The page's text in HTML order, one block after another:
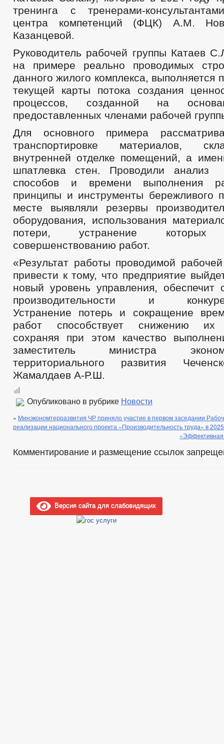
тренинга с тренерами-
центра компетенций (ФЦК) А.М.
Казанцевой.
Руководитель рабочей группы Катаев
на примере реально проводимых
данного жилого комплекса, выполняется
текущей карты потока создания
процессов, созданной на
предоставленных членами рабочей
Для основного примера
транспортировке материалов,
внутренней отделке помещений, а
шпатлевка стен. Проводили анализ
способов и времени выполнения
принципы и инструменты бережливого
месте выявляли резервы
оборудования, использования
потери, устранение
совершенствованию работ.
«Результат работы проводимой
привести к тому, что предприятие
новый уровень управления, обеспечит
производительности и
Устранение потерь и сокращение
работ способствует снижению их
сохраняя при этом качество
заместитель министра
территориального развития
Жамалдаев А-Р.Ш.
Опубликовано в рубрике Новости
« Минэкономтерразвития ЧР приняло участие в первом заседании
реализации национального проекта «Производительность труда» в 2025
«Эффективная
Комментирование и размещение ссылок
Версия сайта для слабовидящих